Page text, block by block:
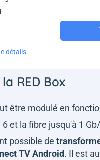
détails
RED Box
être modulé en
et la fibre jusqu'à 1
possible de
TV Android. Il est